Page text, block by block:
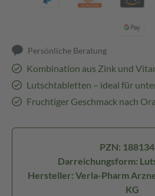
Persönliche Beratung
Kombination aus Zink und
Lutschtabletten – ideal für
Fruchtiger Geschmack nach
PZN:
Darreichungsform:
Hersteller: Verla-Pharm
KG